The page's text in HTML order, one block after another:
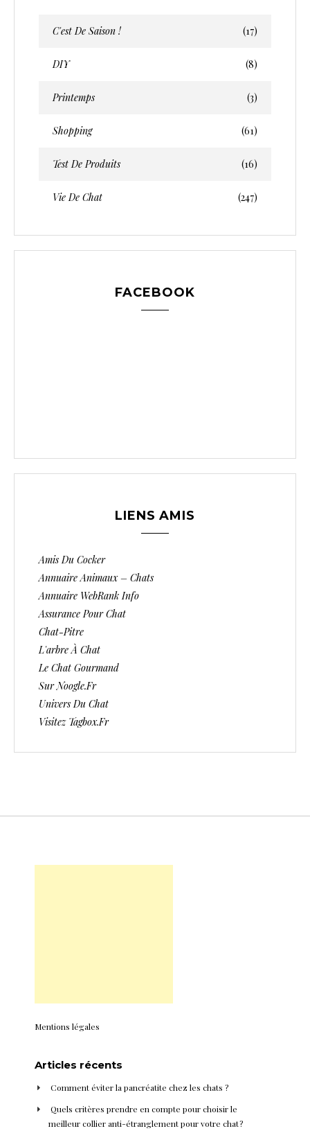
C'est De Saison ! (17)
DIY (8)
Printemps (3)
Shopping (61)
Test De Produits (16)
Vie De Chat (247)
FACEBOOK
LIENS AMIS
Amis Du Cocker
Annuaire Animaux – Chats
Annuaire WebRank Info
Assurance Pour Chat
Chat-Pitre
L'arbre À Chat
Le Chat Gourmand
Sur Noogle.fr
Univers Du Chat
Visitez Tagbox.fr
Mentions légales
Articles récents
Comment éviter la pancréatite chez les chats ?
Quels critères prendre en compte pour choisir le
meilleur collier anti-étranglement pour votre chat ?